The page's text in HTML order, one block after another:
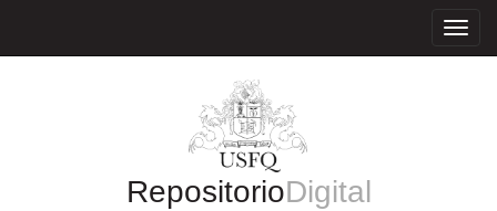
RepositorioDigital